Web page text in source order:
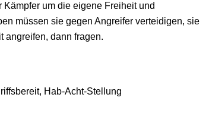
um die eigene Freiheit und
müssen sie gegen Angreifer verteidigen, sie
angreifen, dann fragen.
Hab-Acht-Stellung